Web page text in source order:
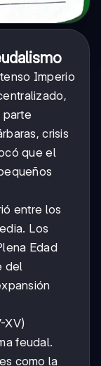
Imperio
parte
crisis
que el
entre los
Los
Edad
del
XV)
feudal.
como la